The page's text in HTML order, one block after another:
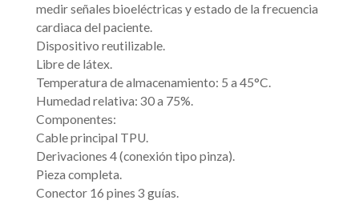
medir señales bioeléctricas y estado de la frecuencia
cardiaca del paciente.
Dispositivo reutilizable.
Libre de látex.
Temperatura de almacenamiento: 5 a 45°C.
Humedad relativa: 30 a 75%.
Componentes:
Cable principal TPU.
Derivaciones 4 (conexión tipo pinza).
Pieza completa.
Conector 16 pines 3 guías.